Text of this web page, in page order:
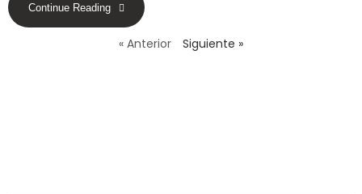
Continue Reading
« Anterior Siguiente »